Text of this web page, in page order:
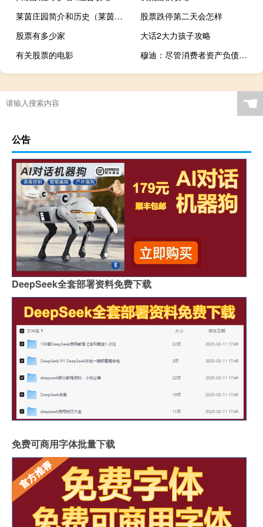
莱茵庄园简介和历史（莱茵庄园简介）
股票跌停第二天会怎样
股票有多少家
大话2大力孩子攻略
有关股票的电影
穆迪：尽管消费者资产负债表中存在一些强劲领域但某些消费信贷市场仍存在风险
☚
公告
DeepSeek全套部署资料免费下载
免费可商用字体批量下载